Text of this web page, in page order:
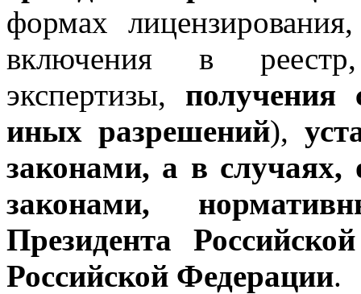
формах
включения в реестр,
экспертизы, получения
иных разрешений),
законами, а в
законами,
Президента
Российской Федерации.